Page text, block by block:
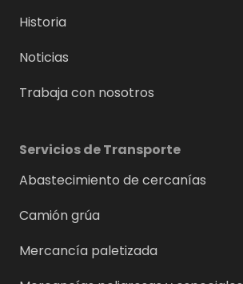
Historia
Noticias
Trabaja con nosotros
Servicios de Transporte
Abastecimiento de cercanías
Camión grúa
Mercancía paletizada